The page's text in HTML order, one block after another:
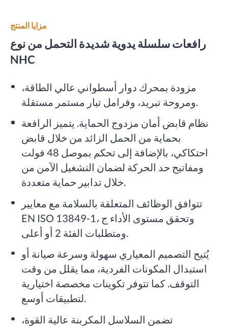
مزايا المنتج
رافعات سلسلة يدوية شديدة التحمل من نوع
NHC
مزودة بمحرك دوار أسطواني عالي الطاقة،
ومروحة تبريد، وفرامل تيار مستمر مستقلة.
نظام قابض أمان مزدوج الحماية. يتميز الرافعة
بحماية من الحمل الزائد من خلال قابض
احتكاكي، بالإضافة إلى تحكم بموصل 48 فولت
ومفاتيح حد الحركة لضمان التشغيل الآمن من
خلال تدابير حماية متعددة.
تتوافق الوظائف المتعلقة بالسلامة مع معايير
EN ISO 13849-1، وتحقق مستوى الأداء ج
ومتطلبات الفئة 2 أو أعلى.
يُتيح التصميم المعياري سهولة وسرعة صيانة أو
استبدال المكونات الفردية، مما يقلل من وقت
التوقف. كما تتوفر تكوينات مخصصة اختيارية
لتطبيقات أوسع.
تضمن السلاسل المكربنة عالية القوة،